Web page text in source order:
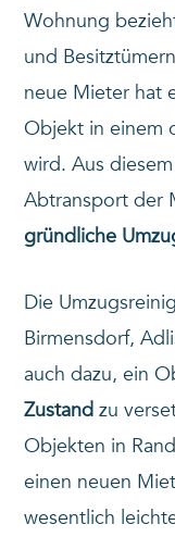
Wohnung
und
neue Mieter hat
Objekt in einem
wird. Aus
Abtransport der
gründliche
Die
Birmensdorf,
auch dazu, ein
Zustand zu
Objekten in
einen neuen
wesentlich